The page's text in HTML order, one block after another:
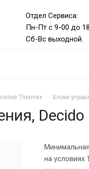
Отдел Сервиса:
Пн-Пт с 9-00 до
Сб-Вс выходной.
Thermex Блоки
на